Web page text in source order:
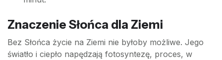
Znaczenie Słońca dla Ziemi
Bez Słońca życie na Ziemi nie byłoby możliwe. Jego
światło i ciepło napędzają fotosyntezę, proces, w